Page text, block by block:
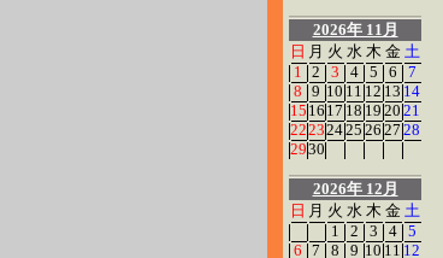
2026年 11月
日 月 火 水 木 金 土
1
2 3 4 5 6
7
8 9 10 11 12 13 14
1516 17 18 19 20 21
22232425 26 27 28
2930
2026年 12月
日 月 火 水 木 金 土
1
2 3 4
5
6 7 8 9 10 11 12